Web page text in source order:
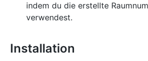
indem du die erstellte
verwendest.
Installation